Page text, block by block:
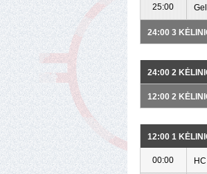
25:00
24:00 3
24:00 2
12:00 2
12:00 1
00:00